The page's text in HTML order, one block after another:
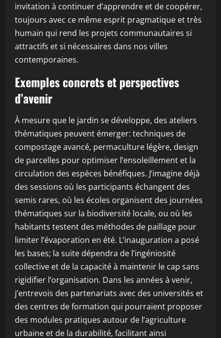
invitation à continuer d’apprendre et de coopérer,
toujours avec ce même esprit pragmatique et très
humain qui rend les projets communautaires si
attractifs et si nécessaires dans nos villes
contemporaines.
Exemples concrets et perspectives
d’avenir
À mesure que le jardin se développe, des ateliers
thématiques peuvent émerger: techniques de
compostage avancé, permaculture légère, design
de parcelles pour optimiser l’ensoleillement et la
circulation des espèces bénéfiques. J’imagine déjà
des sessions où les participants échangent des
semis rares, où les écoles organisent des journées
thématiques sur la biodiversité locale, ou où les
habitants testent des méthodes de paillage pour
limiter l’évaporation en été. L’inauguration a posé
les bases; la suite dépendra de l’ingéniosité
collective et de la capacité à maintenir le cap sans
rigidifier l’organisation. Dans les années à venir,
j’entrevois des partenariats avec des universités et
des centres de formation qui pourraient proposer
des modules pratiques autour de l’agriculture
urbaine et de la durabilité, facilitant ainsi